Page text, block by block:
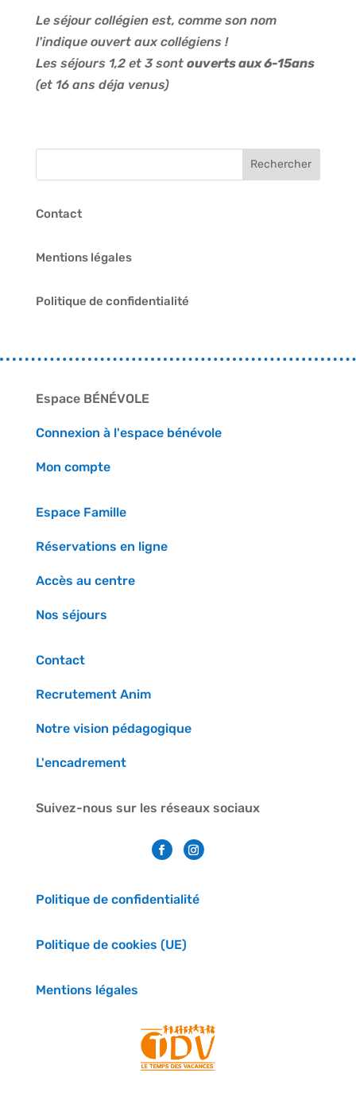
Le séjour collégien est, comme son nom
l'indique ouvert aux collégiens !
Les séjours 1,2 et 3 sont ouverts aux 6-15ans
(et 16 ans déja venus)
Contact
Mentions légales
Politique de confidentialité
Espace BÉNÉVOLE
Connexion à l'espace bénévole
Mon compte
Espace Famille
Réservations en ligne
Accès au centre
Nos séjours
Contact
Recrutement Anim
Notre vision pédagogique
L'encadrement
Suivez-nous sur les réseaux sociaux
Politique de confidentialité
Politique de cookies (UE)
Mentions légales